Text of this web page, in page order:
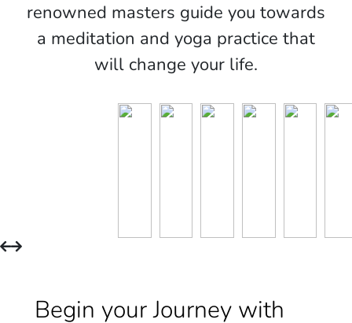
renowned masters guide you towards
a meditation and yoga practice that
will change your life.
Begin your Journey with